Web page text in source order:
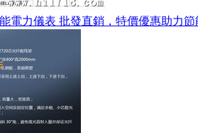
力儀表 批發直銷，特價優惠助力